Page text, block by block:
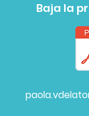
Baja la